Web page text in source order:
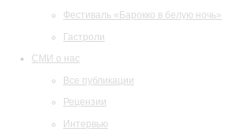
Фестиваль «Барокко в белую ночь»
Гастроли
СМИ о нас
Все публикации
Рецензии
Интервью